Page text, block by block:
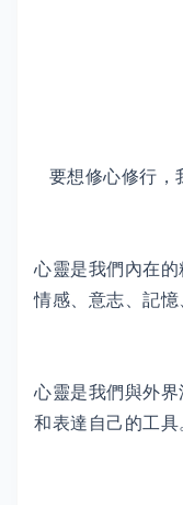
要想修心修行，
心靈是我們內在的
情感、意志、記憶
心靈是我們與外
和表達自己的工具